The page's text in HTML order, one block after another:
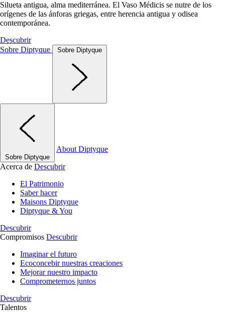
Silueta antigua, alma mediterránea. El Vaso Médicis se nutre de los
orígenes de las ánforas griegas, entre herencia antigua y odisea
contemporánea.
Descubrir
Sobre Diptyque
Sobre Diptyque
Sobre Diptyque
About Diptyque
Acerca de Descubrir
El Patrimonio
Saber hacer
Maisons Diptyque
Diptyque & You
Descubrir
Compromisos Descubrir
Imaginar el futuro
Ecoconcebir nuestras creaciones
Mejorar nuestro impacto
Comprometernos juntos
Descubrir
Talentos